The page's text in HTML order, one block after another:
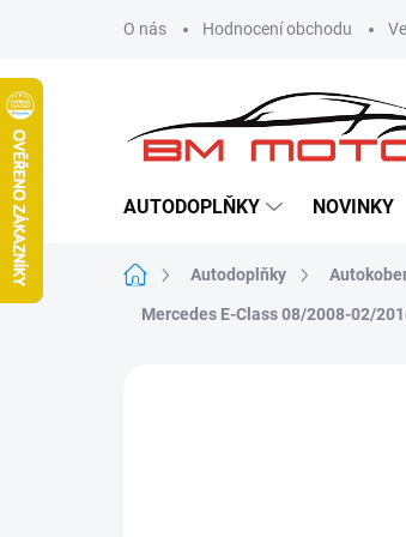
O nás Hodnocení obchodu
AUTODOPLŇKY NOVINKY
Domů Autodoplňky
Mercedes E-Class 08/2008-02/